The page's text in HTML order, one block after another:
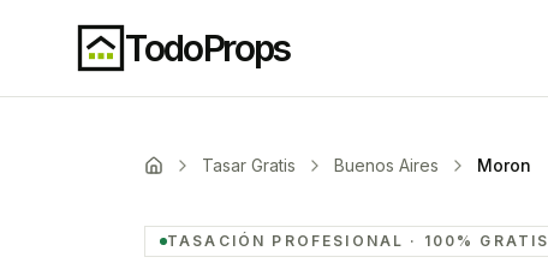
TodoProps
Tasar Gratis Buenos Aires Moron
TASACIÓN PROFESIONAL · 100% GRATIS